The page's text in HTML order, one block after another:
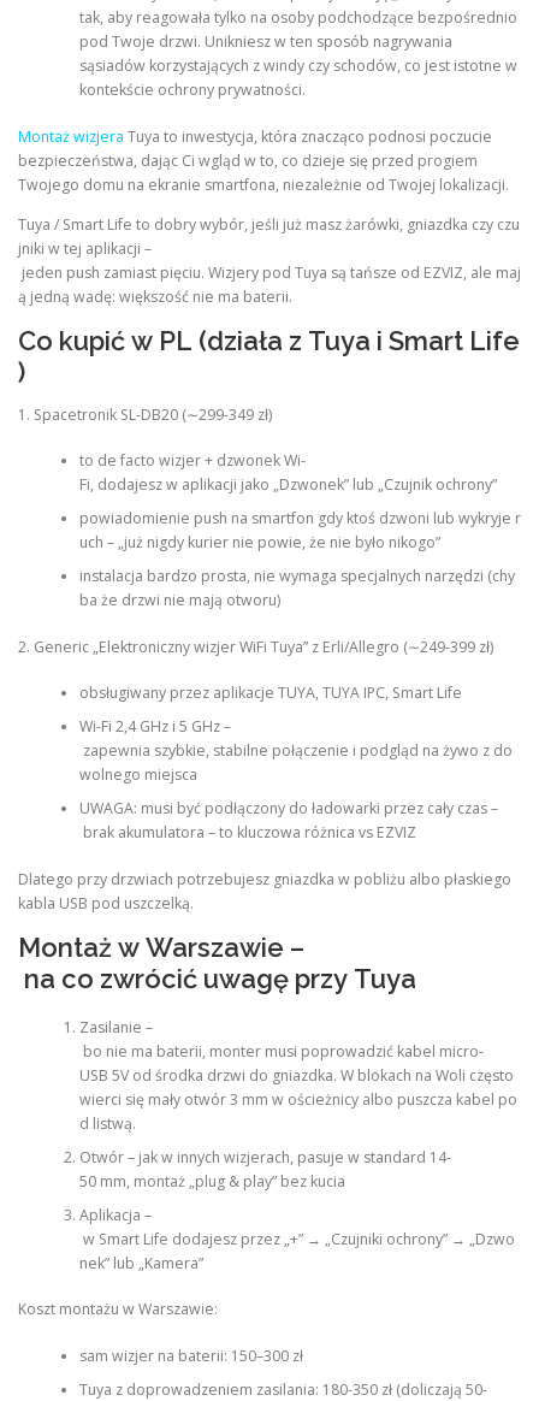
tak, aby reagowała tylko na osoby podchodzące bezpośrednio
pod Twoje drzwi. Unikniesz w ten sposób nagrywania
sąsiadów korzystających z windy czy schodów, co jest istotne w
kontekście ochrony prywatności.
Montaż wizjera Tuya to inwestycja, która znacząco podnosi poczucie
bezpieczeństwa, dając Ci wgląd w to, co dzieje się przed progiem
Twojego domu na ekranie smartfona, niezależnie od Twojej lokalizacji.
Tuya / Smart Life to dobry wybór, jeśli już masz żarówki, gniazdka czy czu
jniki w tej aplikacji –
jeden push zamiast pięciu. Wizjery pod Tuya są tańsze od EZVIZ, ale maj
ą jedną wadę: większość nie ma baterii.
Co kupić w PL (działa z Tuya i Smart Life
)
1. Spacetronik SL-DB20 (∼299-349 zł)
to de facto wizjer + dzwonek Wi-
Fi, dodajesz w aplikacji jako „Dzwonek” lub „Czujnik ochrony”
powiadomienie push na smartfon gdy ktoś dzwoni lub wykryje r
uch – „już nigdy kurier nie powie, że nie było nikogo”
instalacja bardzo prosta, nie wymaga specjalnych narzędzi (chy
ba że drzwi nie mają otworu)
2. Generic „Elektroniczny wizjer WiFi Tuya” z Erli/Allegro (∼249-399 zł)
obsługiwany przez aplikacje TUYA, TUYA IPC, Smart Life
Wi-Fi 2,4 GHz i 5 GHz –
zapewnia szybkie, stabilne połączenie i podgląd na żywo z do
wolnego miejsca
UWAGA: musi być podłączony do ładowarki przez cały czas –
brak akumulatora – to kluczowa różnica vs EZVIZ
Dlatego przy drzwiach potrzebujesz gniazdka w pobliżu albo płaskiego
kabla USB pod uszczelką.
Montaż w Warszawie –
na co zwrócić uwagę przy Tuya
Zasilanie –
bo nie ma baterii, monter musi poprowadzić kabel micro-
USB 5V od środka drzwi do gniazdka. W blokach na Woli często
wierci się mały otwór 3 mm w ościeżnicy albo puszcza kabel po
d listwą.
Otwór – jak w innych wizjerach, pasuje w standard 14-
50 mm, montaż „plug & play” bez kucia
Aplikacja –
w Smart Life dodajesz przez „+” → „Czujniki ochrony” → „Dzwo
nek” lub „Kamera”
Koszt montażu w Warszawie:
sam wizjer na baterii: 150–300 zł
Tuya z doprowadzeniem zasilania: 180-350 zł (doliczają 50-